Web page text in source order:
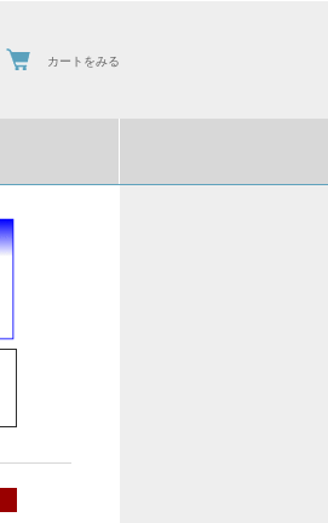
カートをみる